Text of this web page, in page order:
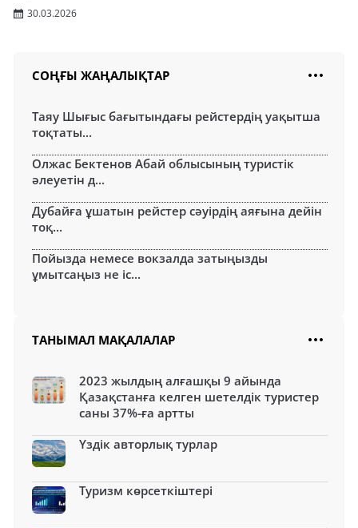
30.03.2026
СОҢҒЫ ЖАҢАЛЫҚТАР
Таяу Шығыс бағытындағы рейстердің уақытша
тоқтаты...
Олжас Бектенов Абай облысының туристік
әлеуетін д...
Дубайға ұшатын рейстер сәуірдің аяғына дейін
тоқ...
Пойызда немесе вокзалда затыңызды
ұмытсаңыз не іс...
ТАНЫМАЛ МАҚАЛАЛАР
2023 жылдың алғашқы 9 айында
Қазақстанға келген шетелдік туристер
саны 37%-ға артты
Үздік авторлық турлар
Туризм көрсеткіштері